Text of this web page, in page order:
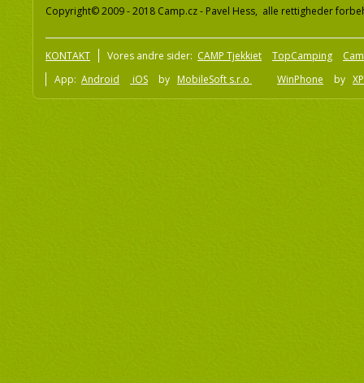
Copyright© 2009 - 2018 Camp.cz - Pavel Hess, alle rettigheder
KONTAKT Vores andre sider: CAMP Tjekkiet TopCamping
App: Android iOS by MobileSoft s.r.o WinPhone by